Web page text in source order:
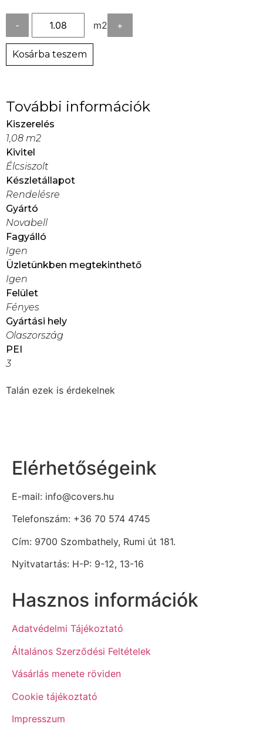
- m2 +
Kosárba teszem
További információk
Kiszerelés
1,08 m2
Kivitel
Élcsiszolt
Készletállapot
Rendelésre
Gyártó
Novabell
Fagyálló
Igen
Üzletünkben megtekinthető
Igen
Felület
Fényes
Gyártási hely
Olaszország
PEI
3
Talán ezek is érdekelnek
Elérhetőségeink
E-mail: info@covers.hu
Telefonszám: +36 70 574 4745
Cím: 9700 Szombathely, Rumi út 181.
Nyitvatartás: H-P: 9-12, 13-16
Hasznos információk
Adatvédelmi Tájékoztató
Általános Szerződési Feltételek
Vásárlás menete röviden
Cookie tájékoztató
Impresszum